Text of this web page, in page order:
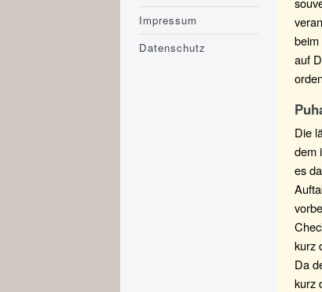
beim
auf
Die
dem
es
kurz
Da
kurz
Impressum
Datenschutz